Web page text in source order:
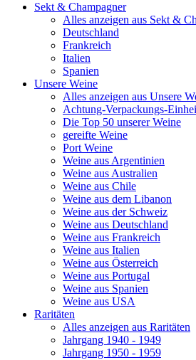
Sekt & Champagner
Alles anzeigen aus Sekt &
Deutschland
Frankreich
Italien
Spanien
Unsere Weine
Alles anzeigen aus Unsere
Achtung-Verpackungs-
Die Top 50 unserer Weine
gereifte Weine
Port Weine
Weine aus Argentinien
Weine aus Australien
Weine aus Chile
Weine aus dem Libanon
Weine aus der Schweiz
Weine aus Deutschland
Weine aus Frankreich
Weine aus Italien
Weine aus Österreich
Weine aus Portugal
Weine aus Spanien
Weine aus USA
Raritäten
Alles anzeigen aus Raritäten
Jahrgang 1940 - 1949
Jahrgang 1950 - 1959